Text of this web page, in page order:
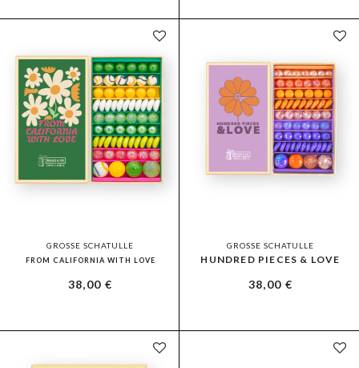
GROSSE SCHATULLE
FROM CALIFORNIA WITH LOVE
38,00€
GROSSE SCHATULLE
HUNDRED PIECES & LOVE
38,00€